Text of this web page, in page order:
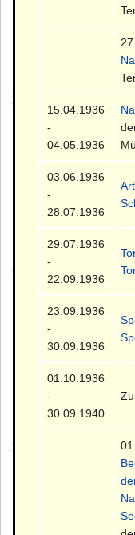
15.04.1936
-
04.05.1936
03.06.1936
-
28.07.1936
29.07.1936
-
22.09.1936
23.09.1936
-
30.09.1936
01.10.1936
-
30.09.1940